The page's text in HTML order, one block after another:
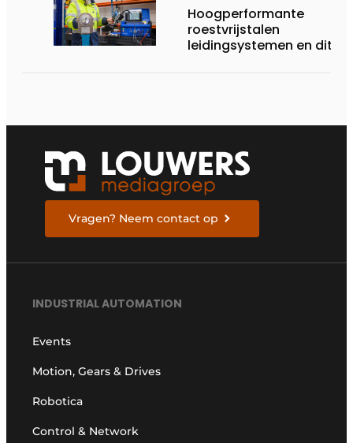
Hoogperformante
roestvrijstalen
leidingsystemen en dito
Vragen? Neem contact op
INDUSTRIAL AUTOMATION
Events
Motion, Gears & Drives
Robotica
Control & Network